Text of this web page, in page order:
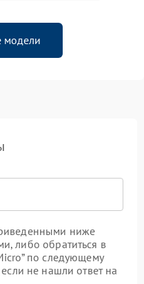
модели
ниже
либо обратиться в
по следующему
если не нашли ответ на